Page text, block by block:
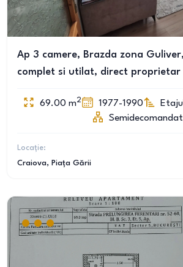
Ap 3 camere, Brazda zona
complet si utilat, direct proprietar
69.00 m2 1977-1990
Semidecomandat
Locație:
Craiova, Piața Gării